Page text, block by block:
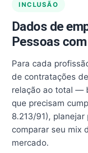
INCLUSÃO
Dados de
Pessoas
Para cada
de contratações
relação ao total —
que precisam
8.213/91),
comparar seu mix
mercado.